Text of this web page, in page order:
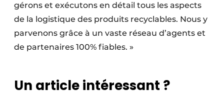
gérons et exécutons en détail tous les aspects
de la logistique des produits recyclables. Nous y
parvenons grâce à un vaste réseau d’agents et
de partenaires 100% fiables. »
Un article intéressant ?